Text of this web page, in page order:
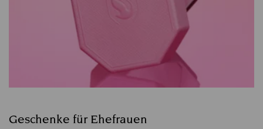
Geschenke für Ehefrauen